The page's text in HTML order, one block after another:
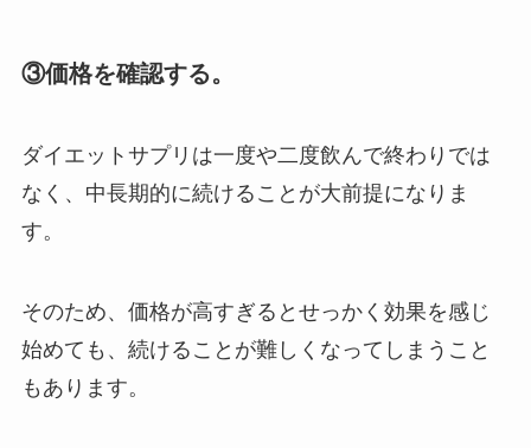
③価格を確認する。
ダイエットサプリは一度や二度飲んで終わりでは
なく、中長期的に続けることが大前提になりま
す。
そのため、価格が高すぎるとせっかく効果を感じ
始めても、続けることが難しくなってしまうこと
もあります。